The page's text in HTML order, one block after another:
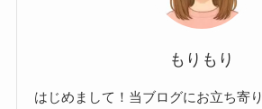
もりもり
はじめまして！当ブログにお立ち寄